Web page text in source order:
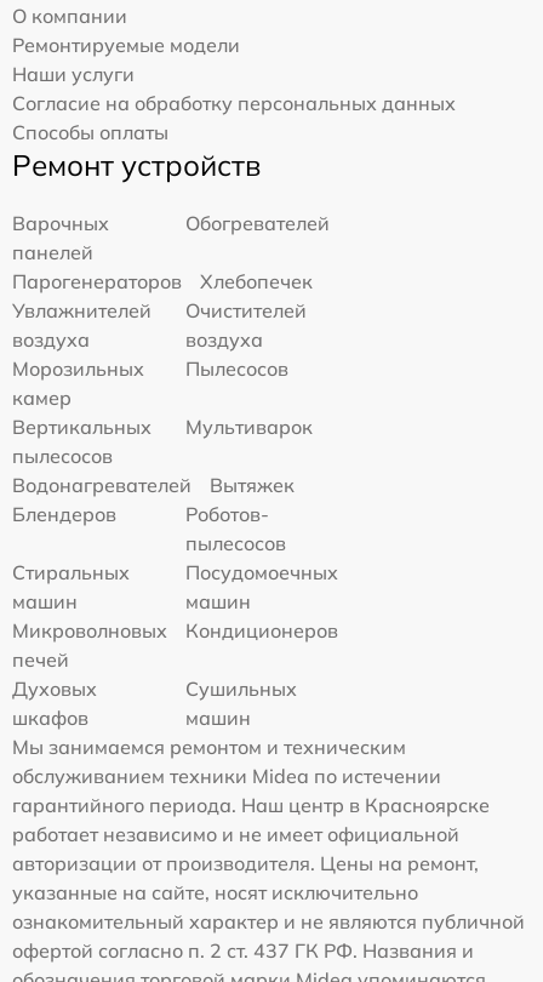
О компании
Ремонтируемые модели
Наши услуги
Согласие на обработку персональных данных
Способы оплаты
Ремонт устройств
Варочных
панелей
Обогревателей
Парогенераторов
Хлебопечек
Увлажнителей
воздуха
Очистителей
воздуха
Морозильных
камер
Пылесосов
Вертикальных
пылесосов
Мультиварок
Водонагревателей
Вытяжек
Блендеров
Роботов-
пылесосов
Стиральных
машин
Посудомоечных
машин
Микроволновых
печей
Кондиционеров
Духовых
шкафов
Сушильных
машин
Мы занимаемся ремонтом и техническим
обслуживанием техники Midea по истечении
гарантийного периода. Наш центр в Красноярске
работает независимо и не имеет официальной
авторизации от производителя. Цены на ремонт,
указанные на сайте, носят исключительно
ознакомительный характер и не являются публичной
офертой согласно п. 2 ст. 437 ГК РФ. Названия и